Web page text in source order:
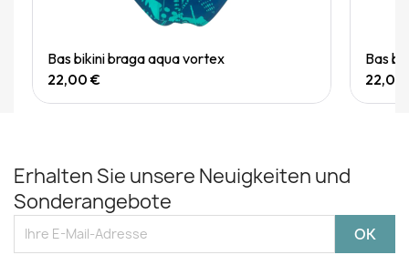
Quick View
Bas bikini braga aqua vortex
22,00 €
Bas
22,00
Erhalten Sie unsere Neuigkeiten und
Sonderangebote